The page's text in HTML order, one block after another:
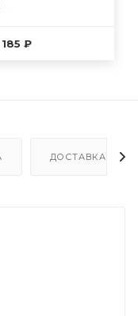
₽
ДОСТАВКА